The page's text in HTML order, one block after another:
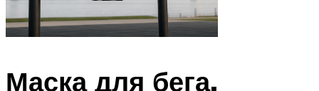
Маска для бега,